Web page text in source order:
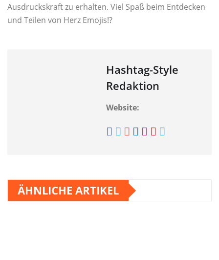
Ausdruckskraft zu erhalten. Viel Spaß beim Entdecken
und Teilen von Herz Emojis!?
Hashtag-Style
Redaktion
Website:
ÄHNLICHE ARTIKEL